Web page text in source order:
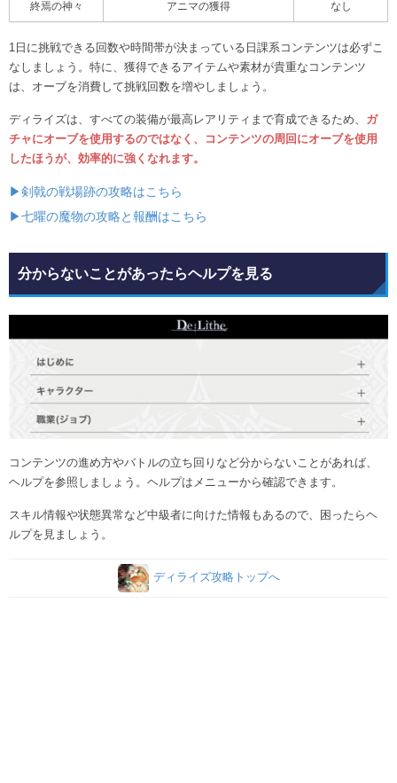
終焉の神々 アニマの獲得 なし
1日に挑戦できる回数や時間帯が決まっている日課系コンテンツは必ずこ
なしましょう。特に、獲得できるアイテムや素材が貴重なコンテンツ
は、オーブを消費して挑戦回数を増やしましょう。
ディライズは、すべての装備が最高レアリティまで育成できるため、 ガ
チャにオーブを使用するのではなく、コンテンツの周回にオーブを使用
したほうが、効率的に強くなれます。
▶剣戟の戦場跡の攻略はこちら
▶七曜の魔物の攻略と報酬はこちら
分からないことがあったらヘルプを見る
コンテンツの進め方やバトルの立ち回りなど分からないことがあれば、
ヘルプを参照しましょう。ヘルプはメニューから確認できます。
スキル情報や状態異常など中級者に向けた情報もあるので、困ったらヘ
ルプを見ましょう。
ディライズ攻略トップへ